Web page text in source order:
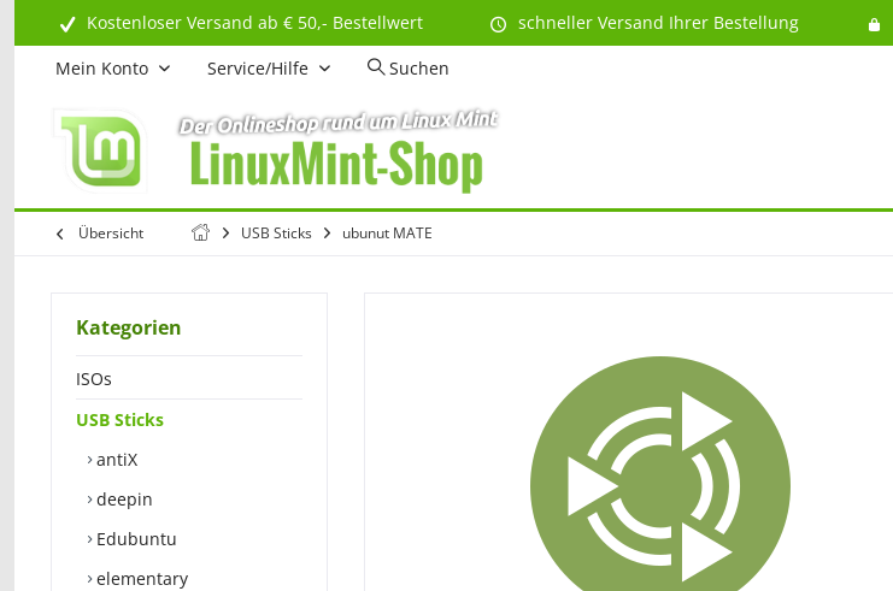
Kostenloser Versand ab € 50,- Bestellwert schneller Versand Ihrer Bestellung
Mein Konto Service/Hilfe Suchen
Übersicht USB Sticks ubunut MATE
Kategorien
ISOs
USB Sticks
antiX
deepin
Edubuntu
elementary